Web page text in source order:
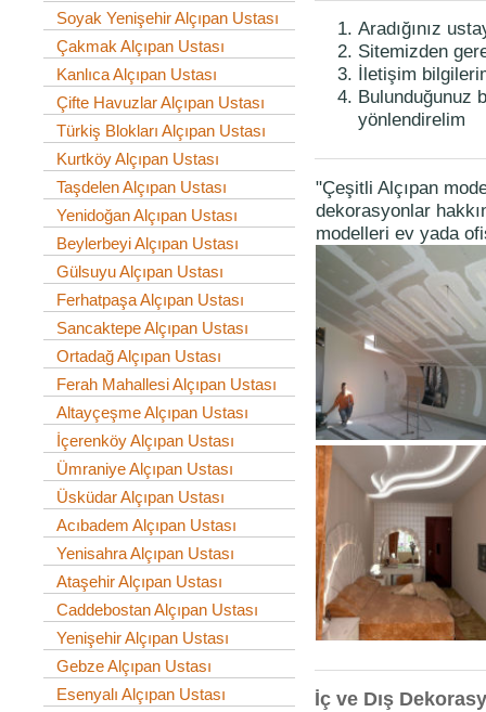
Soyak Yenişehir Alçıpan Ustası
Çakmak Alçıpan Ustası
Kanlıca Alçıpan Ustası
Çifte Havuzlar Alçıpan Ustası
Türkiş Blokları Alçıpan Ustası
Kurtköy Alçıpan Ustası
Taşdelen Alçıpan Ustası
Yenidoğan Alçıpan Ustası
Beylerbeyi Alçıpan Ustası
Gülsuyu Alçıpan Ustası
Ferhatpaşa Alçıpan Ustası
Sancaktepe Alçıpan Ustası
Ortadağ Alçıpan Ustası
Ferah Mahallesi Alçıpan Ustası
Altayçeşme Alçıpan Ustası
İçerenköy Alçıpan Ustası
Ümraniye Alçıpan Ustası
Üsküdar Alçıpan Ustası
Acıbadem Alçıpan Ustası
Yenisahra Alçıpan Ustası
Ataşehir Alçıpan Ustası
Caddebostan Alçıpan Ustası
Yenişehir Alçıpan Ustası
Gebze Alçıpan Ustası
Esenyalı Alçıpan Ustası
Aradığınız
Sitemizden
İletişim
Bulunduğunuz
yönlendirelim
"Çeşitli Alçıpan
dekorasyonlar
modelleri ev yada
İç ve Dış